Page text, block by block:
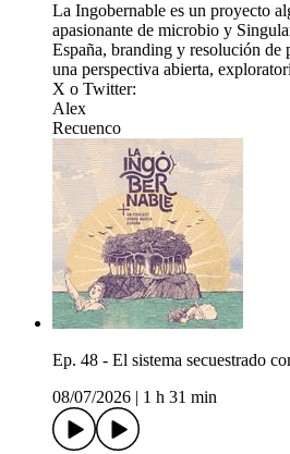
La Ingobernable es un proyecto
apasionante de ⁠⁠⁠⁠⁠⁠⁠⁠⁠⁠microbio⁠⁠⁠⁠⁠⁠⁠⁠⁠⁠ y
España, branding y resolución de
una perspectiva abierta,
X o Twitter:
⁠⁠⁠⁠⁠⁠⁠⁠⁠⁠Alex⁠⁠⁠⁠⁠⁠⁠⁠⁠⁠
⁠⁠⁠⁠⁠⁠⁠⁠⁠⁠Recuenco⁠⁠
Ep. 48 - El sistema secuestrado
08/07/2026
1 h 31 min